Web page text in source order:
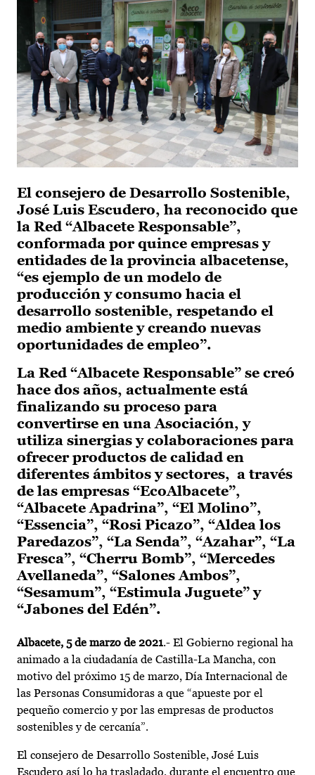
El consejero de Desarrollo Sostenible,
José Luis Escudero, ha reconocido que
la Red “Albacete Responsable”,
conformada por quince empresas y
entidades de la provincia albacetense,
“es ejemplo de un modelo de
producción y consumo hacia el
desarrollo sostenible, respetando el
medio ambiente y creando nuevas
oportunidades de empleo”.
La Red “Albacete Responsable” se creó
hace dos años, actualmente está
finalizando su proceso para
convertirse en una Asociación, y
utiliza sinergias y colaboraciones para
ofrecer productos de calidad en
diferentes ámbitos y sectores, a través
de las empresas “EcoAlbacete”,
“Albacete Apadrina”, “El Molino”,
“Essencia”, “Rosi Picazo”, “Aldea los
Paredazos”, “La Senda”, “Azahar”, “La
Fresca”, “Cherru Bomb”, “Mercedes
Avellaneda”, “Salones Ambos”,
“Sesamum”, “Estimula Juguete” y
“Jabones del Edén”.
Albacete, 5 de marzo de 2021.- El Gobierno regional ha
animado a la ciudadanía de Castilla-La Mancha, con
motivo del próximo 15 de marzo, Día Internacional de
las Personas Consumidoras a que “apueste por el
pequeño comercio y por las empresas de productos
sostenibles y de cercanía”.
El consejero de Desarrollo Sostenible, José Luis
Escudero así lo ha trasladado, durante el encuentro que